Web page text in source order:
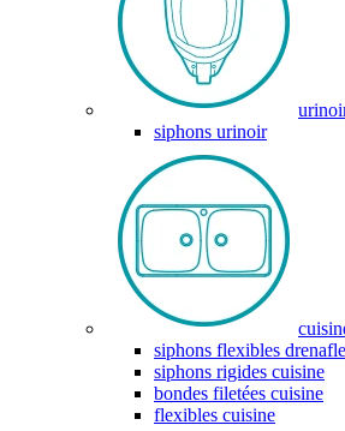
siphons urinoir
siphons flexibles
siphons rigides cuisine
bondes filetées cuisine
flexibles cuisine